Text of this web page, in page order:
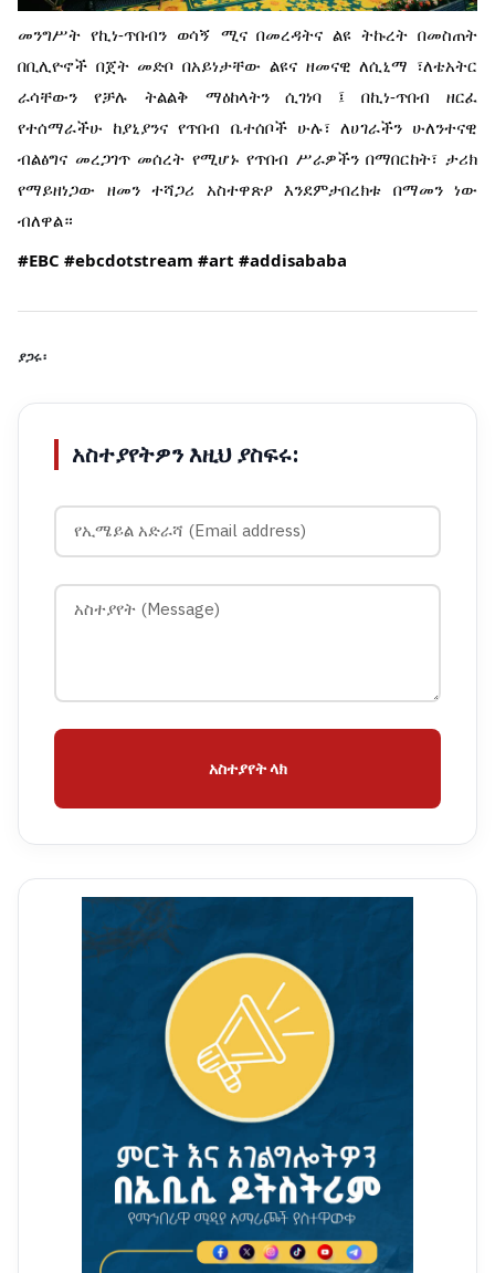
መንግሥት የኪነ-ጥበብን ወሳኝ ሚና በመረዳትና ልዩ ትኩረት በመስጠት
በቢሊዮኖች በጀት መድቦ በአይነታቸው ልዩና ዘመናዊ ለሲኒማ ፣ለቴአትር
ራሳቸውን የቻሉ ትልልቅ ማዕከላትን ሲገነባ ፤ በኪነ-ጥበብ ዘርፈ
የተሰማራችሁ ከያኒያንና የጥበብ ቤተሰቦች ሁሉ፣ ለሀገራችን ሁለንተናዊ
ብልፅግና መረጋገጥ መሰረት የሚሆኑ የጥበብ ሥራዎችን በማበርከት፣ ታሪክ
የማይዘነጋው ዘመን ተሻጋሪ አስተዋጽዖ እንደምታበረክቱ በማመን ነው
ብለዋል።
#EBC #ebcdotstream #art #addisababa
ያጋሩ፡
አስተያየትዎን እዚህ ያስፍሩ:
አስተያየት ላክ